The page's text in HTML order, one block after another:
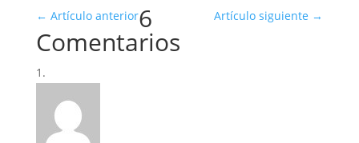
← Artículo anterior Artículo siguiente →
6
Comentarios